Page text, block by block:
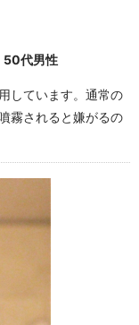
代男性
しています。通常の
霧されると嫌がるの